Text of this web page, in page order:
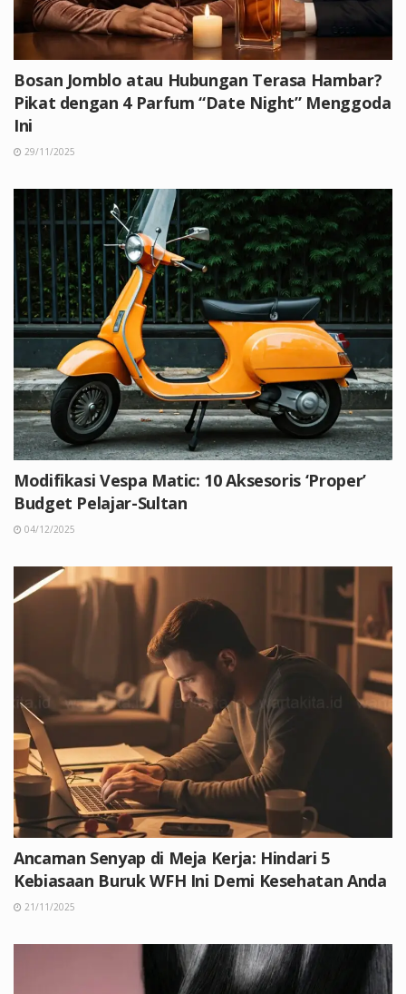
Bosan Jomblo atau Hubungan Terasa Hambar?
Pikat dengan 4 Parfum “Date Night” Menggoda
Ini
29/11/2025
Modifikasi Vespa Matic: 10 Aksesoris ‘Proper’
Budget Pelajar-Sultan
04/12/2025
Ancaman Senyap di Meja Kerja: Hindari 5
Kebiasaan Buruk WFH Ini Demi Kesehatan Anda
21/11/2025